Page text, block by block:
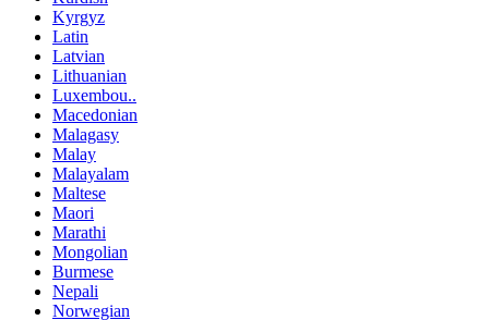
Kyrgyz
Latin
Latvian
Lithuanian
Luxembou..
Macedonian
Malagasy
Malay
Malayalam
Maltese
Maori
Marathi
Mongolian
Burmese
Nepali
Norwegian